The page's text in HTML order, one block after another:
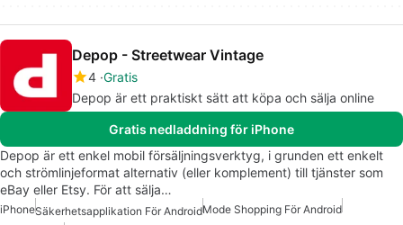
Depop - Streetwear Vintage
4 Gratis
Depop är ett praktiskt sätt att köpa och sälja online
Gratis nedladdning för iPhone
Depop är ett enkel mobil försäljningsverktyg, i grunden ett enkelt
och strömlinjeformat alternativ (eller komplement) till tjänster som
eBay eller Etsy. För att sälja…
iPhoneSäkerhetsapplikation För AndroidMode Shopping För Android